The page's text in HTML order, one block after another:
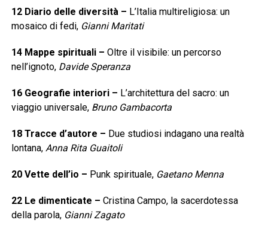
12 Diario delle diversità– L’Italia multireligiosa: un
mosaico di fedi, Gianni Maritati
14 Mappe spirituali– Oltre il visibile: un percorso
nell’ignoto, Davide Speranza
16 Geografie interiori– L’architettura del sacro: un
viaggio universale, Bruno Gambacorta
18 Tracce d’autore – Due studiosi indagano una realtà
lontana, Anna Rita Guaitoli
20 Vette dell’io – Punk spirituale, Gaetano Menna
22 Le dimenticate – Cristina Campo, la sacerdotessa
della parola, Gianni Zagato